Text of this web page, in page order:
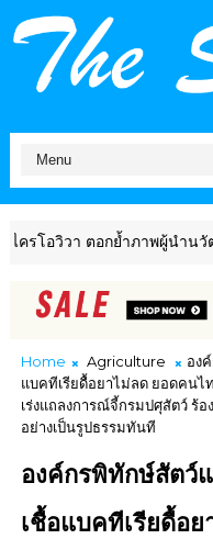
อกย้ำภาพผู้นำนวัตกรรมสุขภ
Home Agriculture
อง
แบคทีเรียดื้อยาไม่ลด ยอดคนไ
เร่งแถลงการณ์จี้กรมปศุสัตว์ ร้
อย่างเป็นรูปธรรมทันที
องค์กรพิทักษ์สัตว์
เชื้อแบคทีเรียดื้อ